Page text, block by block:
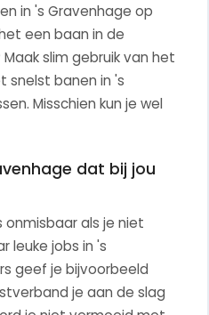
in 's Gravenhage op
een baan in de
Maak slim gebruik van het
snelst banen in 's
Misschien kun je wel
dat bij jou
onmisbaar als je niet
leuke jobs in 's
geef je bijvoorbeeld
je aan de slag